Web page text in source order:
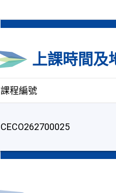
上課時間及
課程編號
CECO262700025